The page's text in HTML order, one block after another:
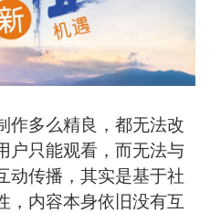
作多么精良，都无法改
户只能观看，而无法与
动传播，其实是基于社
，内容本身依旧没有互